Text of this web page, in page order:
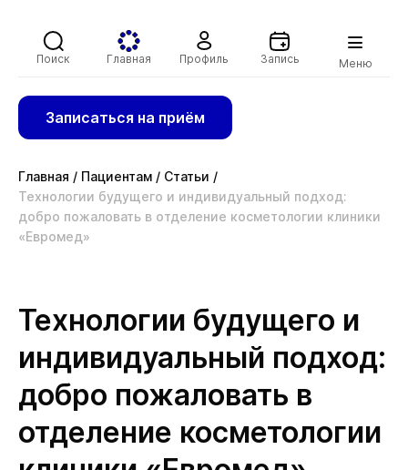
Поиск Главная Профиль Запись Меню
Записаться на приём
Главная / Пациентам / Статьи /
Технологии будущего и индивидуальный подход:
добро пожаловать в отделение косметологии клиники
«Евромед»
Технологии будущего и
индивидуальный подход:
добро пожаловать в
отделение косметологии